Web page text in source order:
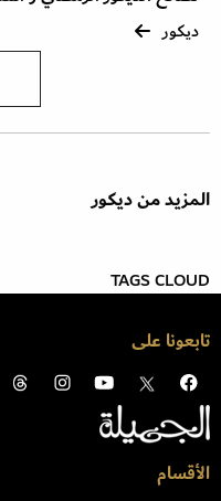
ديكور
المزيد من ديكور
TAGS CLOUD
تابعونا على
الأقسام